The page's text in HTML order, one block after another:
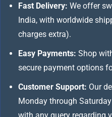
Fast Delivery: We offer
India, with worldwide
charges extra).
Easy Payments: Shop
secure payment options
Customer Support: Our
Monday through